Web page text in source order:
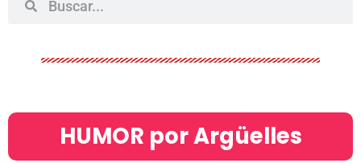
HUMOR por Argüelles​